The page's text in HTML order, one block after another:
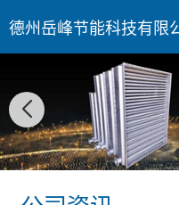
德州岳峰节能科技有限